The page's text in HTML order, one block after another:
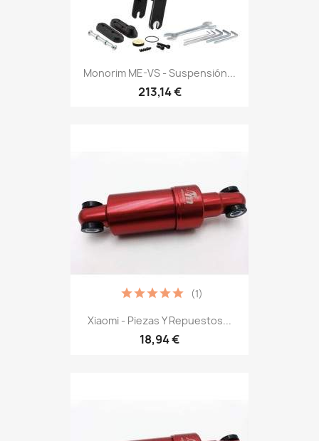
Monorim ME-VS - Suspensión...
213,14 €
Xiaomi - Piezas Y Repuestos...
18,94 €
(1)